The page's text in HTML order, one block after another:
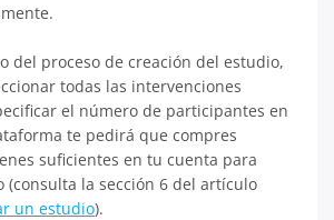
del proceso de creación del estudio,
todas las intervenciones
el número de participantes en
te pedirá que compres
suficientes en tu cuenta para
(consulta la sección 6 del artículo
un estudio).